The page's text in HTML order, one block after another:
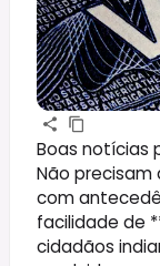
Boas notícias
Não
com
facilidade de
cidadãos